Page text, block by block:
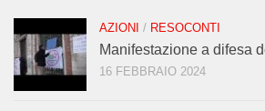
AZIONI / RESOCONTI
Manifestazione a difesa
16 FEBBRAIO 2024